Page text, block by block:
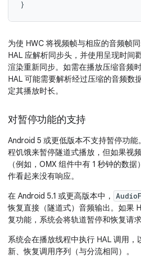
为使 HWC 将视频帧与相应的音频帧
HAL 应解析同步头，并使用呈现时间
渲染重新同步。如需在播放压缩音频
HAL 可能需要解析经过压缩的音频数
定其播放时长。
对暂停功能的支持
Android 5 或更低版本不支持暂停功
程饥饿来暂停隧道式播放，但如果视
（例如，OMX 组件中有 1 秒钟的数
作看起来没有响应。
在 Android 5.1 或更高版本中，
恢复直接（隧道式）音频输出。如果
复功能，系统会将轨道暂停和恢复请求
系统会在播放线程中执行 HAL 调用，
新、恢复调用序列（与分流相同）。